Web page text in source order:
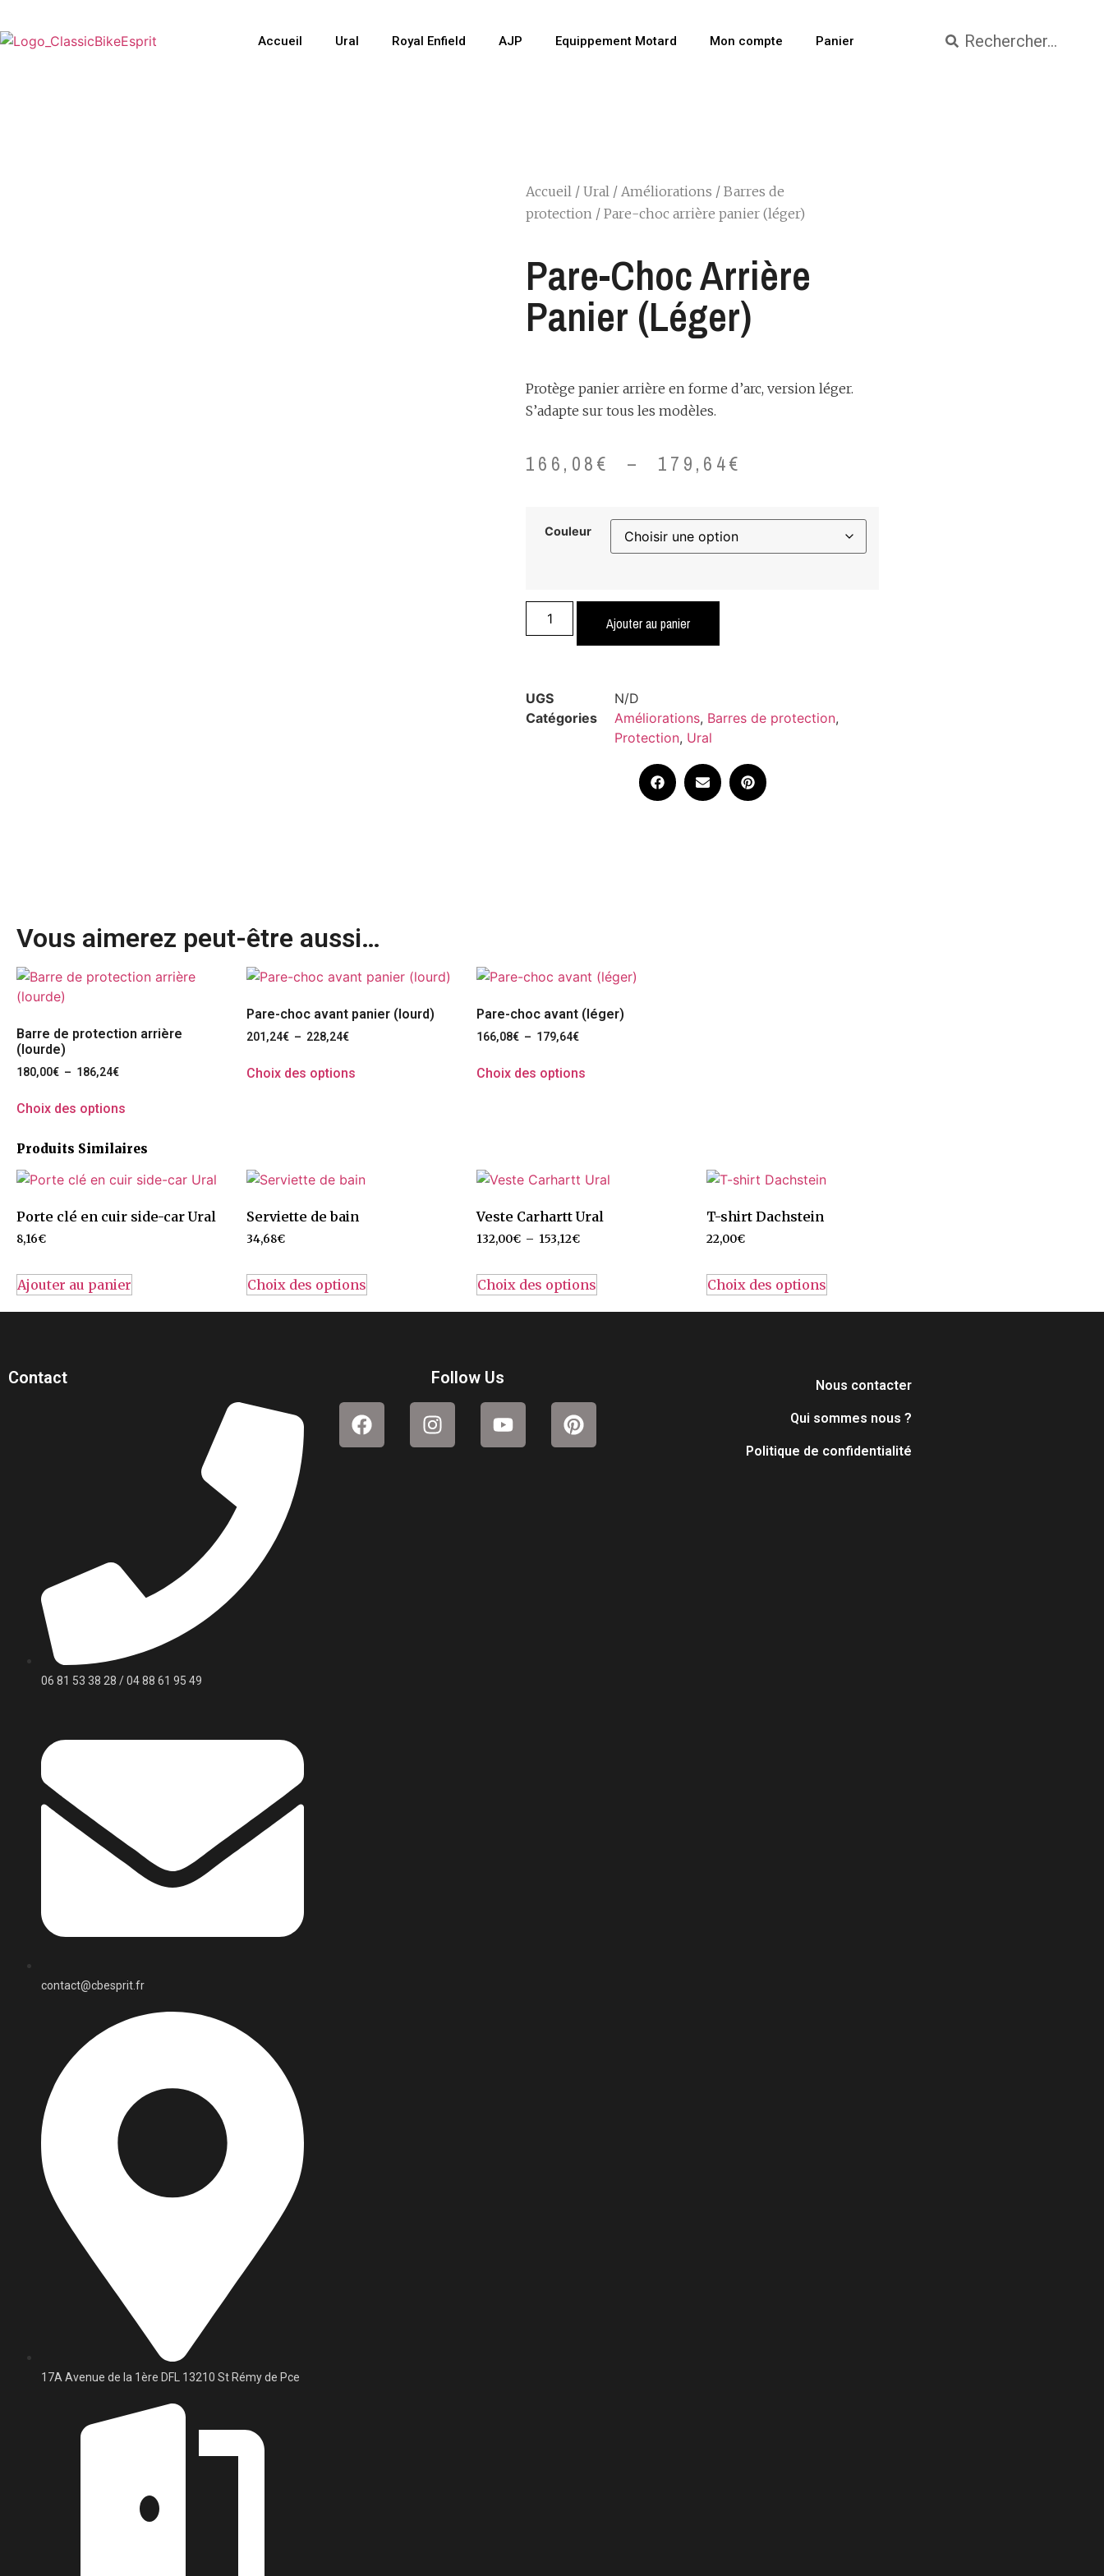
Accueil Ural Royal Enfield AJP Equippement Motard Mon compte Panier
Accueil / Ural / Améliorations / Barres de
protection / Pare-choc arrière panier (léger)
Pare-Choc Arrière
Panier (léger)
Protège panier arrière en forme d’arc, version léger.
S’adapte sur tous les modèles.
166,08€ – 179,64€
Couleur
Ajouter au panier
UGS
N/D
Catégories
Améliorations, Barres de protection,
Protection, Ural
Vous aimerez peut-être aussi…
Barre de protection arrière
(lourde)
180,00€ – 186,24€
Choix des options
Pare-choc avant panier (lourd)
201,24€ – 228,24€
Choix des options
Pare-choc avant (léger)
166,08€ – 179,64€
Choix des options
Produits Similaires
Porte clé en cuir side-car Ural
8,16€
Ajouter au panier
Serviette de bain
34,68€
Choix des options
Veste Carhartt Ural
132,00€ – 153,12€
Choix des options
T-shirt Dachstein
22,00€
Choix des options
Contact
06 81 53 38 28 / 04 88 61 95 49
contact@cbesprit.fr
17A Avenue de la 1ère DFL 13210 St Rémy de Pce
Follow Us Nous contacter
Qui sommes nous ?
Politique de confidentialité